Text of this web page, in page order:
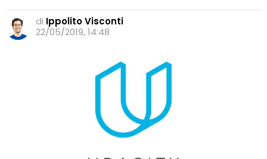
di Ippolito Visconti
22/05/2019, 14:48